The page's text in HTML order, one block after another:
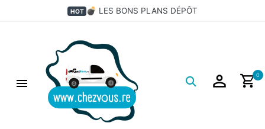
HOT 💣 LES BONS PLANS DÉPÔT
0